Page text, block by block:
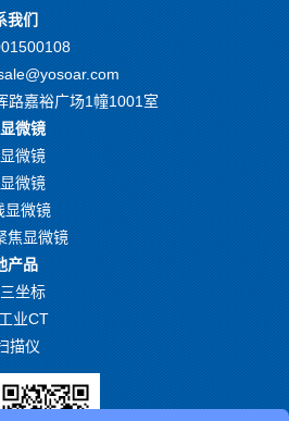
我们
路嘉裕广场1幢1001室
微镜
微镜
微镜
显微镜
焦显微镜
产品
坐标
业CT
描仪